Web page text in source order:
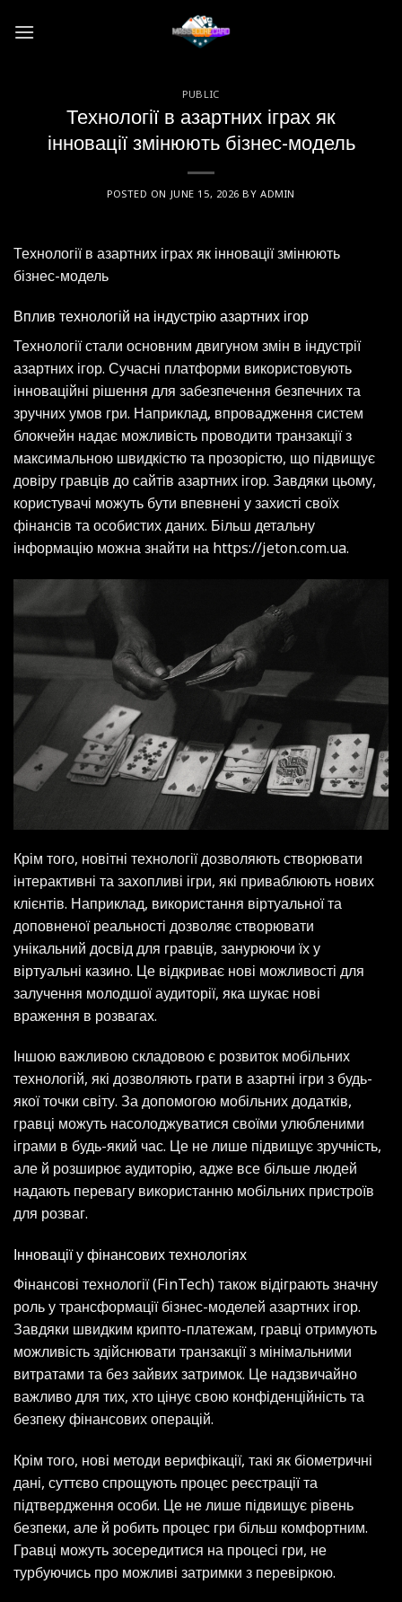
PUBLIC
Технології в азартних іграх як
інновації змінюють бізнес-модель
POSTED ON JUNE 15, 2026 BYADMIN
Технології в азартних іграх як інновації змінюють
бізнес-модель
Вплив технологій на індустрію азартних ігор
Технології стали основним двигуном змін в індустрії
азартних ігор. Сучасні платформи використовують
інноваційні рішення для забезпечення безпечних та
зручних умов гри. Наприклад, впровадження систем
блокчейн надає можливість проводити транзакції з
максимальною швидкістю та прозорістю, що підвищує
довіру гравців до сайтів азартних ігор. Завдяки цьому,
користувачі можуть бути впевнені у захисті своїх
фінансів та особистих даних. Більш детальну
інформацію можна знайти на https://jeton.com.ua.
Крім того, новітні технології дозволяють створювати
інтерактивні та захопливі ігри, які приваблюють нових
клієнтів. Наприклад, використання віртуальної та
доповненої реальності дозволяє створювати
унікальний досвід для гравців, занурюючи їх у
віртуальні казино. Це відкриває нові можливості для
залучення молодшої аудиторії, яка шукає нові
враження в розвагах.
Іншою важливою складовою є розвиток мобільних
технологій, які дозволяють грати в азартні ігри з будь-
якої точки світу. За допомогою мобільних додатків,
гравці можуть насолоджуватися своїми улюбленими
іграми в будь-який час. Це не лише підвищує зручність,
але й розширює аудиторію, адже все більше людей
надають перевагу використанню мобільних пристроїв
для розваг.
Інновації у фінансових технологіях
Фінансові технології (FinTech) також відіграють значну
роль у трансформації бізнес-моделей азартних ігор.
Завдяки швидким крипто-платежам, гравці отримують
можливість здійснювати транзакції з мінімальними
витратами та без зайвих затримок. Це надзвичайно
важливо для тих, хто цінує свою конфіденційність та
безпеку фінансових операцій.
Крім того, нові методи верифікації, такі як біометричні
дані, суттєво спрощують процес реєстрації та
підтвердження особи. Це не лише підвищує рівень
безпеки, але й робить процес гри більш комфортним.
Гравці можуть зосередитися на процесі гри, не
турбуючись про можливі затримки з перевіркою.